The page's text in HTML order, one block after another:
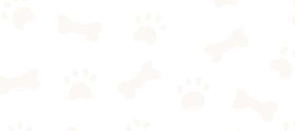
、Google，支援行動瀏覽裝置